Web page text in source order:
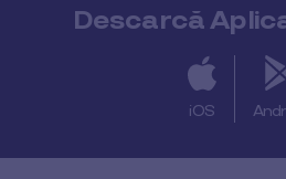
Descarcă
iOS